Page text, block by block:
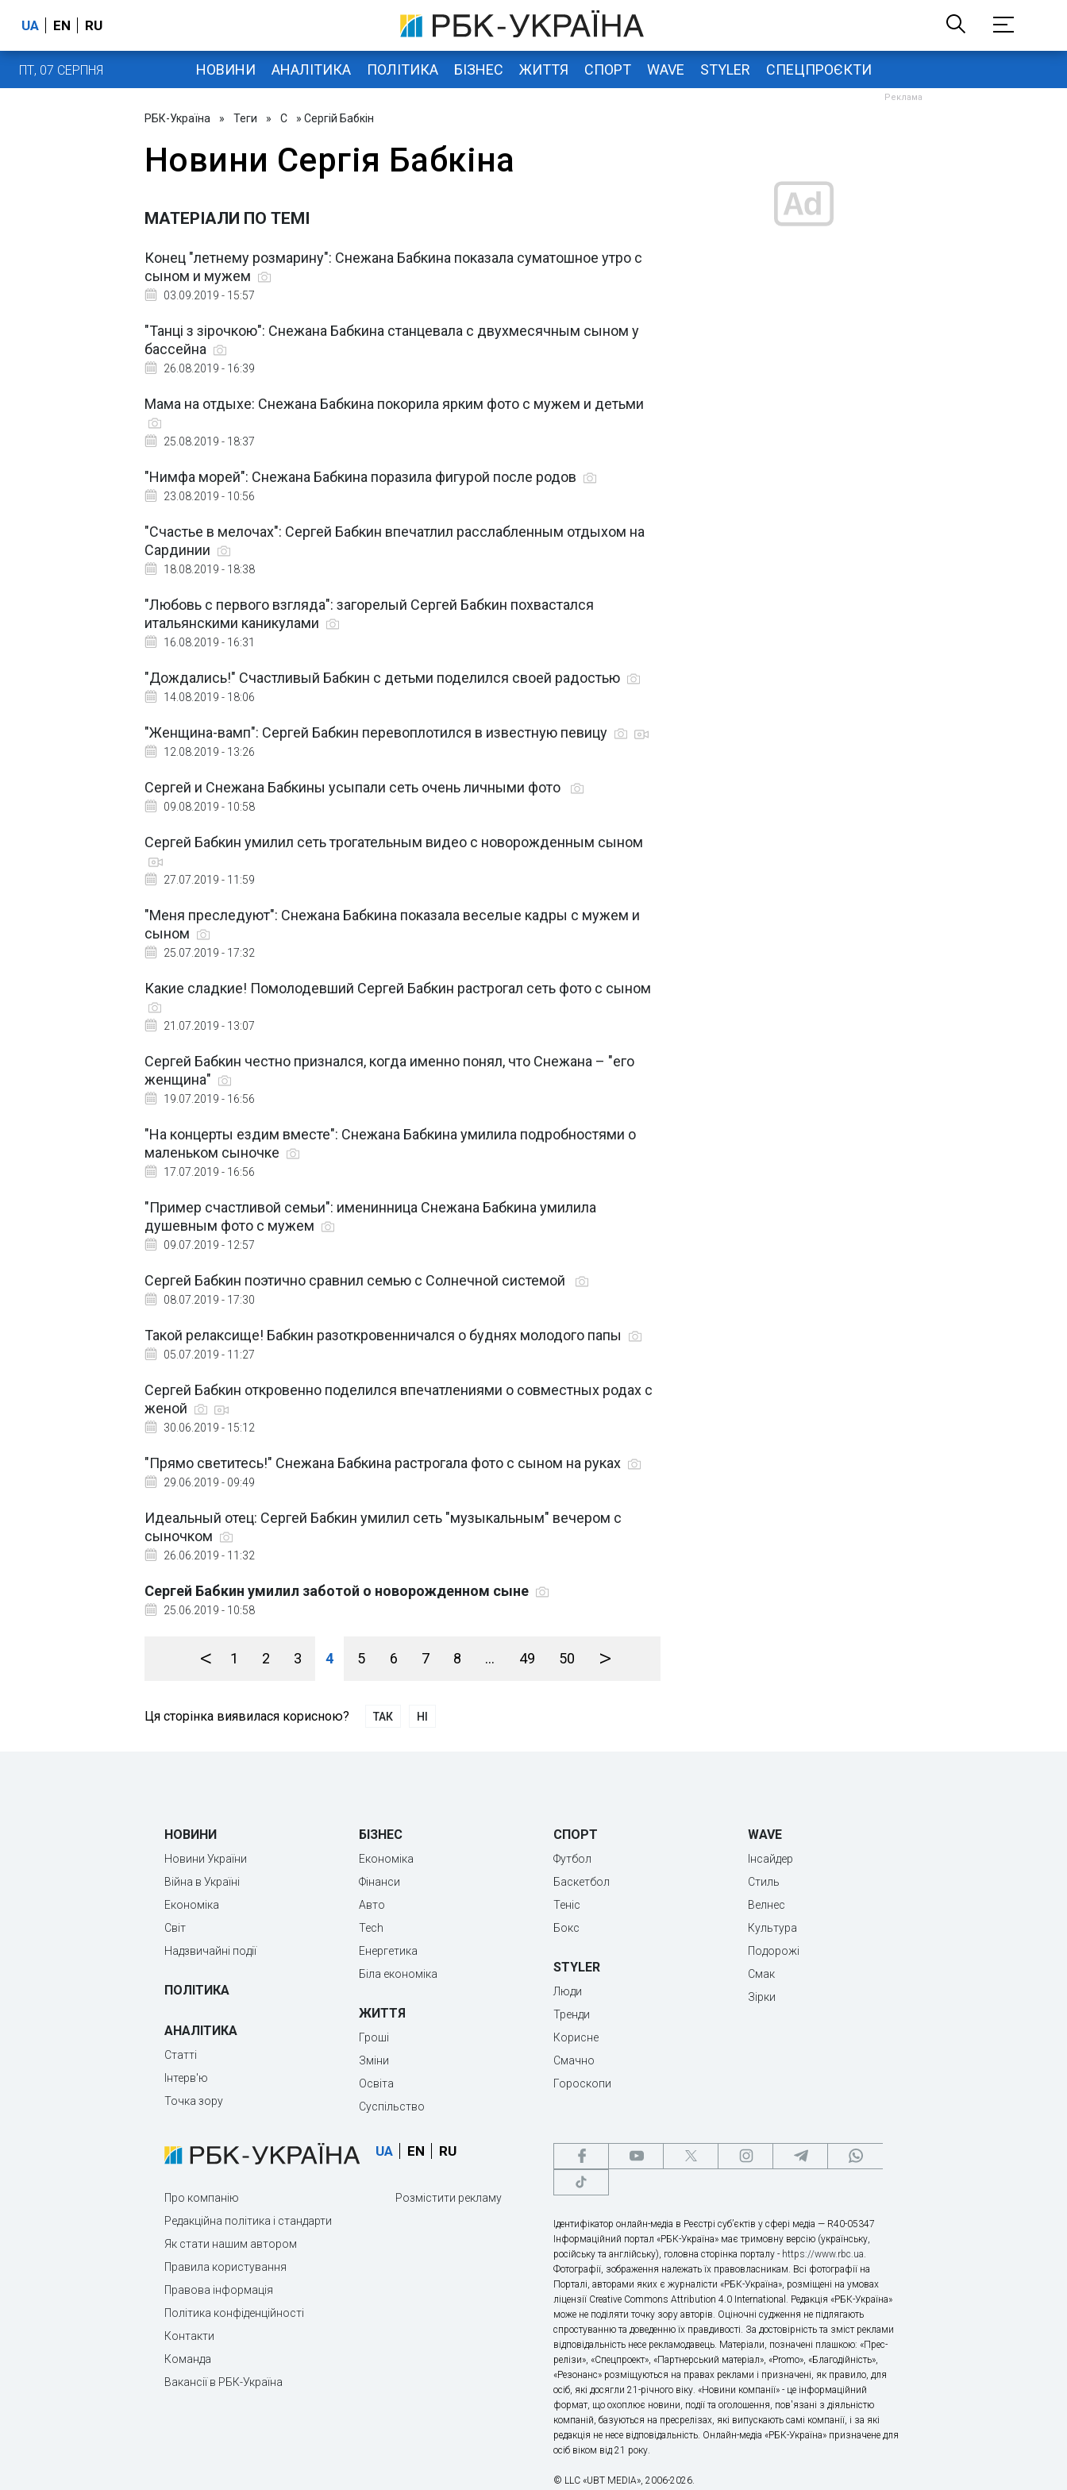
UA EN RU
ПТ, 07 СЕРПНЯ НОВИНИ АНАЛІТИКА ПОЛІТИКА БІЗНЕС ЖИТТЯ СПОРТ WAVE STYLER СПЕЦПРОЄКТИ
РБК-Україна » Теги » С » Сергій Бабкін
Новини Сергія Бабкіна
МАТЕРІАЛИ ПО ТЕМІ
Конец "летнему розмарину": Снежана Бабкина показала суматошное утро с
сыном и мужем
03.09.2019 - 15:57
"Танці з зірочкою": Снежана Бабкина станцевала с двухмесячным сыном у
бассейна
26.08.2019 - 16:39
Мама на отдыхе: Снежана Бабкина покорила ярким фото с мужем и детьми
25.08.2019 - 18:37
"Нимфа морей": Снежана Бабкина поразила фигурой после родов
23.08.2019 - 10:56
"Счастье в мелочах": Сергей Бабкин впечатлил расслабленным отдыхом на
Сардинии
18.08.2019 - 18:38
"Любовь с первого взгляда": загорелый Сергей Бабкин похвастался
итальянскими каникулами
16.08.2019 - 16:31
"Дождались!" Счастливый Бабкин с детьми поделился своей радостью
14.08.2019 - 18:06
"Женщина-вамп": Сергей Бабкин перевоплотился в известную певицу
12.08.2019 - 13:26
Сергей и Снежана Бабкины усыпали сеть очень личными фото
09.08.2019 - 10:58
Сергей Бабкин умилил сеть трогательным видео с новорожденным сыном
27.07.2019 - 11:59
"Меня преследуют": Снежана Бабкина показала веселые кадры с мужем и
сыном
25.07.2019 - 17:32
Какие сладкие! Помолодевший Сергей Бабкин растрогал сеть фото с сыном
21.07.2019 - 13:07
Сергей Бабкин честно признался, когда именно понял, что Снежана – "его
женщина"
19.07.2019 - 16:56
"На концерты ездим вместе": Снежана Бабкина умилила подробностями о
маленьком сыночке
17.07.2019 - 16:56
"Пример счастливой семьи": именинница Снежана Бабкина умилила
душевным фото с мужем
09.07.2019 - 12:57
Сергей Бабкин поэтично сравнил семью с Солнечной системой
08.07.2019 - 17:30
Такой релаксище! Бабкин разоткровенничался о буднях молодого папы
05.07.2019 - 11:27
Сергей Бабкин откровенно поделился впечатлениями о совместных родах с
женой
30.06.2019 - 15:12
"Прямо светитесь!" Снежана Бабкина растрогала фото с сыном на руках
29.06.2019 - 09:49
Идеальный отец: Сергей Бабкин умилил сеть "музыкальным" вечером с
сыночком
26.06.2019 - 11:32
Сергей Бабкин умилил заботой о новорожденном сыне
25.06.2019 - 10:58
< 1 2 3 4 5 6 7 8 ... 49 50 >
Ця сторінка виявилася корисною? ТАК НІ
НОВИНИ
Новини України
Війна в Україні
Економіка
Світ
Надзвичайні події
ПОЛІТИКА
АНАЛІТИКА
Статті
Інтерв'ю
Точка зору
БІЗНЕС
Економіка
Фінанси
Авто
Tech
Енергетика
Біла економіка
ЖИТТЯ
Гроші
Зміни
Освіта
Суспільство
СПОРТ
Футбол
Баскетбол
Теніс
Бокс
STYLER
Люди
Тренди
Корисне
Смачно
Гороскопи
WAVE
Інсайдер
Стиль
Велнес
Культура
Подорожі
Смак
Зірки
UA EN RU
Про компанію
Редакційна політика і стандарти
Як стати нашим автором
Правила користування
Правова інформація
Політика конфіденційності
Контакти
Команда
Вакансії в РБК-Україна
Розмістити рекламу
Ідентифікатор онлайн-медіа в Реєстрі суб’єктів у сфері медіа — R40-05347
Інформаційний портал «РБК-Україна» має тримовну версію (українську,
російську та англійську), головна сторінка порталу - https://www.rbc.ua.
Фотографії, зображення належать їх правовласникам. Всі фотографії на
Порталі, авторами яких є журналісти «РБК-Україна», розміщені на умовах
ліцензії Creative Commons Attribution 4.0 International. Редакція «РБК-Україна»
може не поділяти точку зору авторів. Оціночні судження не підлягають
спростуванню та доведенню їх правдивості. За достовірність та зміст реклами
відповідальність несе рекламодавець. Матеріали, позначені плашкою: «Прес-
релізи», «Спецпроект», «Партнерський матеріал», «Promo», «Благодійність»,
«Резонанс» розміщуються на правах реклами і призначені, як правило, для
осіб, які досягли 21-річного віку. «Новини компанії» - це інформаційний
формат, що охоплює новини, події та оголошення, пов'язані з діяльністю
компаній, базуються на пресрелізах, які випускають самі компанії, і за які
редакція не несе відповідальність. Онлайн-медіа «РБК-Україна» призначене для
осіб віком від 21 року.
© LLC «UBT MEDIA», 2006-2026.